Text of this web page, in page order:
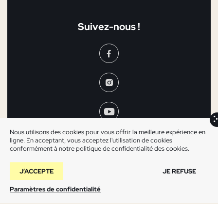
Suivez-nous !
©2025 Les Arlequins Mentions légales
Un site
Nous utilisons des cookies pour vous offrir la meilleure expérience en
ligne. En acceptant, vous acceptez l'utilisation de cookies
conformément à notre politique de confidentialité des cookies.
J’ACCEPTE JE REFUSE
Paramètres de confidentialité